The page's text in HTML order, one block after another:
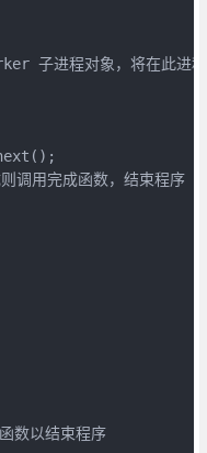
子进程对象，将在此进程
调用完成函数，结束程序
数以结束程序